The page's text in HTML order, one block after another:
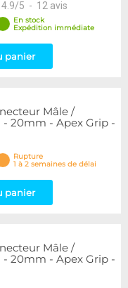
4.9/5 - 12 avis
En stock
Expédition immédiate
panier
Mâle /
- 20mm - Apex Grip -
Rupture
1 à 2 semaines de délai
panier
Mâle /
- 20mm - Apex Grip -